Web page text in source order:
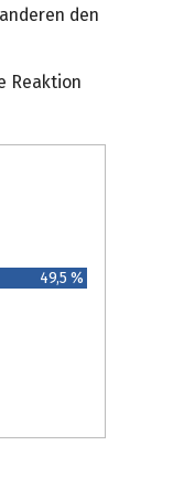
den
Reaktion
49,5 %